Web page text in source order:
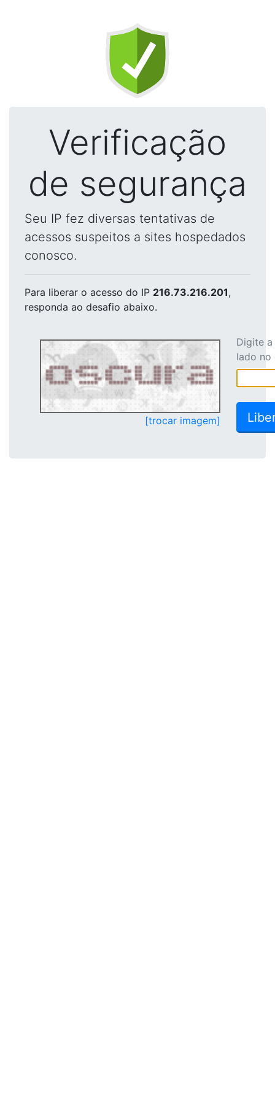
Verificação
de segurança
Seu IP fez diversas tentativas de
acessos suspeitos a sites hospedados
conosco.
Para liberar o acesso do IP 216.73.216.201,
responda ao desafio abaixo.
[trocar imagem]
Digite
lado no